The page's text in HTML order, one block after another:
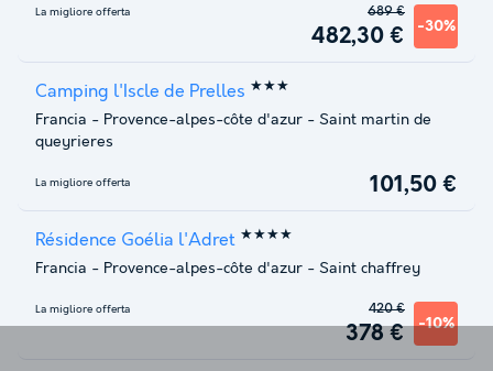
La migliore offerta
482,30 € -30%
689 €
Camping l'Iscle de Prelles ★★★
Francia - Provence-alpes-côte d'azur - Saint martin de
queyrieres
La migliore offerta 101,50 €
Résidence Goélia l'Adret ★★★★
Francia - Provence-alpes-côte d'azur - Saint chaffrey
La migliore offerta
378 € -10%
420 €